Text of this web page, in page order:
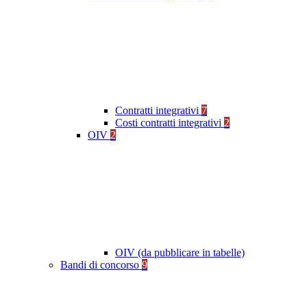
Contratti integrativi 7
Costi contratti integrativi 2
OIV 2
OIV (da pubblicare in tabelle)
Bandi di concorso 9